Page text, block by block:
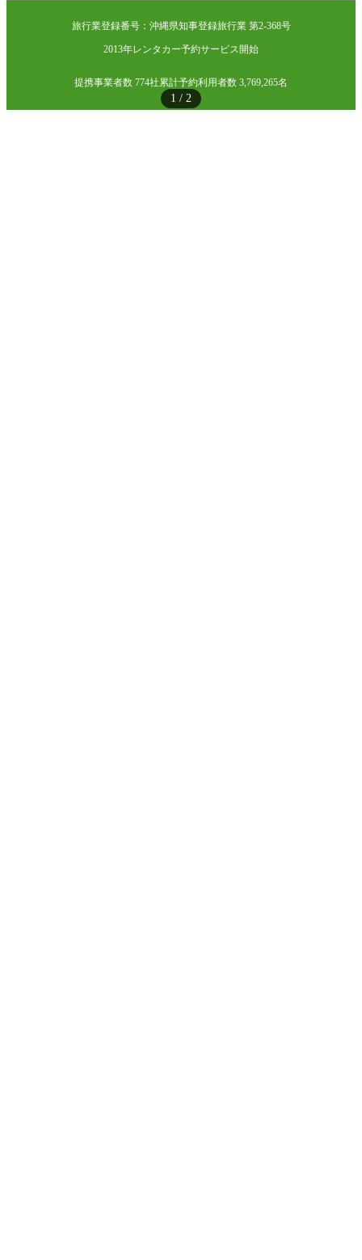
1 / 2
旅行業登録番号：沖縄県知事登録旅行業 第2-368号
2013年レンタカー予約サービス開始
提携事業者数 774社累計予約利用者数 3,769,265名